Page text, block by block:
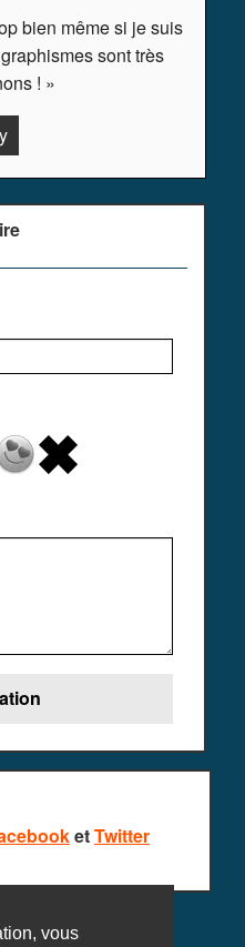
vous
bien même si je suis
sont très
! »
etTwitter